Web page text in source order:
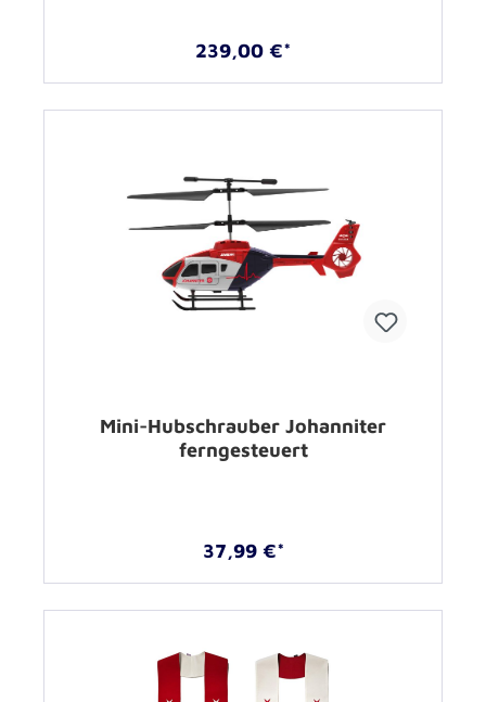
239,00 €*
Mini-Hubschrauber Johanniter
ferngesteuert
37,99 €*